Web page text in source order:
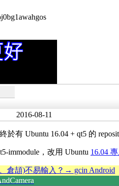
2016-08-11
於有 Ubuntu 16.04 + qt5 的
immodule，改用 Ubuntu 16.04
倉頡)不易輸入？→ gcin Android